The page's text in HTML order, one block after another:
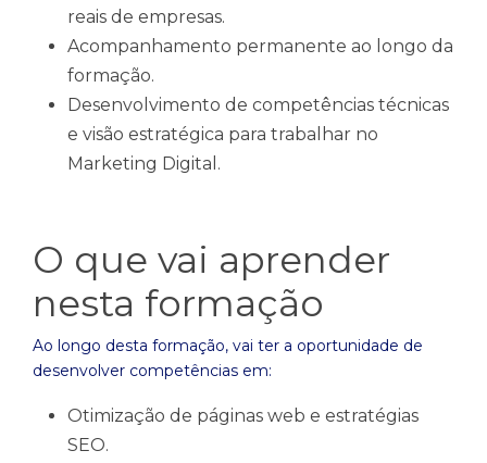
reais de empresas.
Acompanhamento permanente ao longo da
formação.
Desenvolvimento de competências técnicas
e visão estratégica para trabalhar no
Marketing Digital.
O que vai aprender
nesta formação
Ao longo desta formação, vai ter a oportunidade de
desenvolver competências em:
Otimização de páginas web e estratégias
SEO.